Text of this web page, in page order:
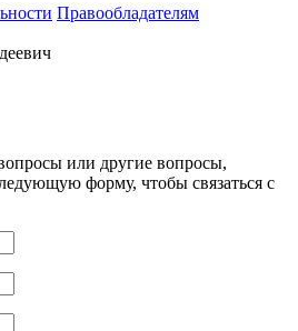
Правообладателям
или другие вопросы,
форму, чтобы связаться с